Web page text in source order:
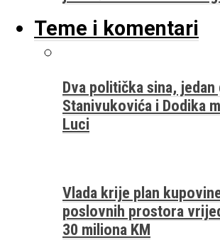
Teme i komentari
Dva politička sina, jedan
Stanivukovića i Dodika
Luci
Vlada krije plan
poslovnih prostora
30 miliona KM